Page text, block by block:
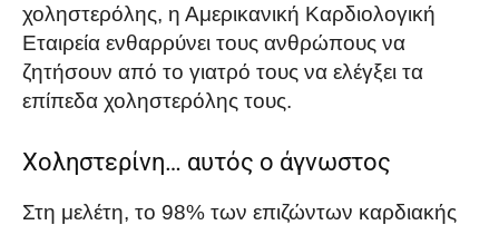
χοληστερόλης, η Αμερικανική Καρδιολογική
Εταιρεία ενθαρρύνει τους ανθρώπους να
ζητήσουν από το γιατρό τους να ελέγξει τα
επίπεδα χοληστερόλης τους.
Χοληστερίνη… αυτός ο άγνωστος
Στη μελέτη, το 98% των επιζώντων καρδιακής